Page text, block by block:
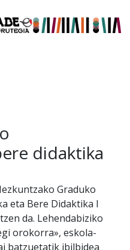
- Liburutegia
didaktika
Graduko
eta Bere Didaktika I
da. Lehendabiziko
orokorra», eskola-
batzuetatik ibilbidea